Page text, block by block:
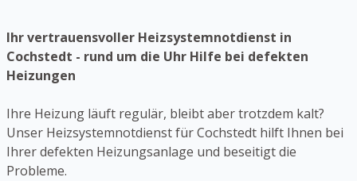
Ihr vertrauensvoller Heizsystemnotdienst in
Cochstedt - rund um die Uhr Hilfe bei defekten
Heizungen
Ihre Heizung läuft regulär, bleibt aber trotzdem kalt?
Unser Heizsystemnotdienst für Cochstedt hilft Ihnen bei
Ihrer defekten Heizungsanlage und beseitigt die
Probleme.